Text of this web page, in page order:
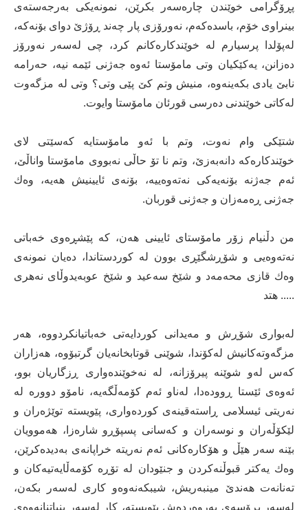
پڕۆگرامی‌ خوێندن چاره‌سه‌ر بكرێن، نمونه‌یكی‌ به‌رجه‌سته‌ی‌
بینراوی‌ خۆم، باسده‌كه‌م، نه‌ورۆزی‌ پار چه‌ند ڕۆژێ‌ دوای‌ بۆنه‌كه‌،
له‌پۆلدا پرسیارم له‌ خوێندكاره‌كانم كرد، چی‌ له‌سه‌ر نه‌ورۆز
ده‌زانن، یه‌كێكیان وتی‌ مامۆستا ئه‌وه‌ جه‌ژنی‌ ئێمه‌ نیه‌، حه‌رامه‌
نابێ‌ یادی‌ بكه‌ینه‌وه‌، منیش وتم كێ‌ پێی‌ وتی‌؟ وتی‌ له‌ مزگه‌وت
له‌كاتی‌ خوێندنی‌ ده‌رسی‌ قورئان مامۆستا وایوت.
شتێكی‌ وام نه‌وت، وتم با ئه‌و مامۆستایه‌ كه‌سێتی‌ لای‌
خوێندكاره‌كه‌ دانه‌به‌زێ‌، وتم نا تۆ حاڵی‌ نه‌بووی‌ مامۆستا واناڵێ‌،
ئه‌م جه‌ژنه‌ بۆنه‌یه‌كی‌ نه‌ته‌وه‌ییه‌، بۆنه‌ی‌ ئایینیش هه‌یه‌، وه‌ك
جه‌ژنی‌ ڕه‌مه‌زان و جه‌ژنی‌ قوربان.
من دڵنیام زۆر مامۆستای‌ ئایینی‌ هه‌ن، كه‌ پێشڕه‌وی‌ خه‌باتی‌
نه‌ته‌وه‌یی‌ و شۆڕشگێڕی‌ بوون له‌ كوردستاندا، ده‌یان نمونه‌ی‌
وه‌ك قازی‌ محه‌مه‌د و شێخ سه‌عید و شێخ عوبه‌یدوڵای‌ نه‌هری‌
..... هتد
له‌بواری‌ شۆڕش و مه‌یدانی‌ كوردایه‌تی‌ خه‌باتیانكردووه‌، هه‌ر
مزگه‌وته‌كانیش له‌كۆندا، شوێنی‌ قوتابخانه‌یان گرتبۆوه‌، هه‌زاران
كه‌س له‌و شوێنه‌ پیرۆزانه‌، له‌ نه‌خوێنده‌واری‌ ڕزگاریان بوو،
ئه‌وه‌ی‌ ئێستا ڕووده‌دا، له‌ناو ئه‌م كۆمه‌ڵگه‌یه‌، نامۆو دووره‌ له‌
نه‌ریتی‌ ئیسلامی‌ ڕاسته‌قینه‌ی‌ كورده‌واری‌، پێویسته‌ توێژه‌ران و
لێكۆڵه‌ران و نوسه‌ران و كه‌سانی‌ پسپۆڕو شاره‌زا، هه‌موویان
بێنه‌ سه‌ر هێڵ و هۆكاره‌كانی‌ ئه‌م نه‌ریته‌ خراپانه‌ی‌ به‌دیده‌كرێن،
وه‌ك یه‌كتر قبوڵنه‌كردن و جنێودان له‌ تۆڕه‌ كۆمه‌ڵایه‌تیه‌كان و
ته‌نانه‌ت هه‌ندێ‌ مینبه‌ریش، شیبكه‌نه‌وه‌و كاری‌ له‌سه‌ر بكه‌ن،
له‌سه‌ر پڕۆسه‌ی‌ په‌روه‌رده‌ش پێویسته‌، كار له‌سه‌ر بنیاتنانه‌وه‌ی‌